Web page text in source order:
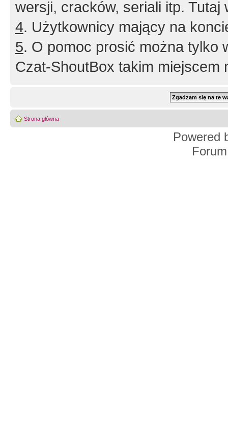
wersji, cracków, seriali itp. Tutaj
4. Użytkownicy mający na
5. O pomoc prosić można tylko
Czat-ShoutBox takim miejscem
Strona główna
Powered